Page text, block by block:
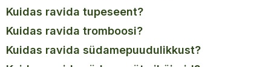
kuidas ravida tupeseent?
kuidas ravida tromboosi?
kuidas ravida südamepuudulikkust?